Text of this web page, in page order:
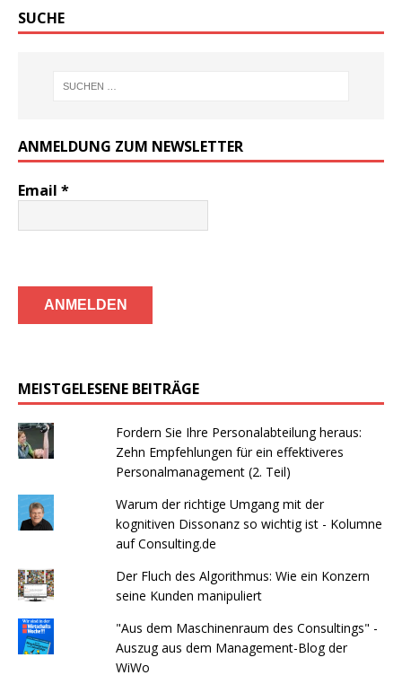
SUCHE
ANMELDUNG ZUM NEWSLETTER
Email *
MEISTGELESENE BEITRÄGE
Fordern Sie Ihre Personalabteilung heraus:
Zehn Empfehlungen für ein effektiveres
Personalmanagement (2. Teil)
Warum der richtige Umgang mit der
kognitiven Dissonanz so wichtig ist - Kolumne
auf Consulting.de
Der Fluch des Algorithmus: Wie ein Konzern
seine Kunden manipuliert
"Aus dem Maschinenraum des Consultings" -
Auszug aus dem Management-Blog der
WiWo